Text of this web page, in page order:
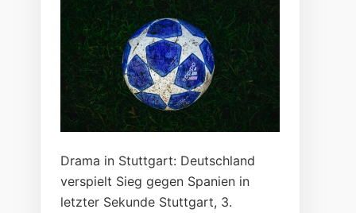
Drama in Stuttgart: Deutschland
verspielt Sieg gegen Spanien in
letzter Sekunde Stuttgart, 3.